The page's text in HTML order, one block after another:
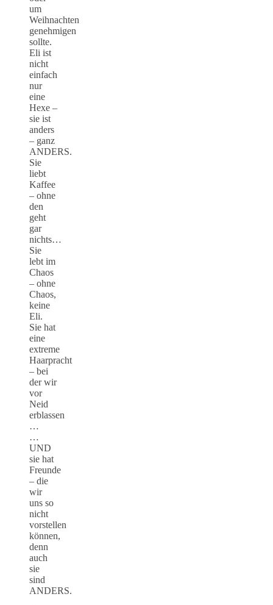
um
Weihnachten
genehmigen
sollte.
Eli ist
nicht
einfach
nur
eine
Hexe –
sie ist
anders
– ganz
ANDERS.
Sie
liebt
Kaffee
– ohne
den
geht
gar
nichts…
Sie
lebt im
Chaos
– ohne
Chaos,
keine
Eli.
Sie hat
eine
extreme
Haarpracht
– bei
der wir
vor
Neid
erblassen
…
…
UND
sie hat
Freunde
– die
wir
uns so
nicht
vorstellen
können,
denn
auch
sie
sind
ANDERS.